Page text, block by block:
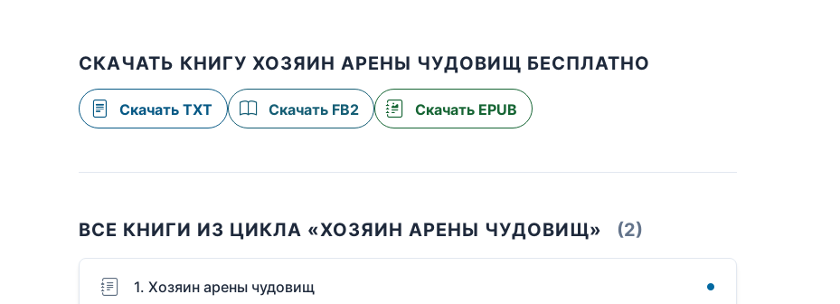
СКАЧАТЬ КНИГУ ХОЗЯИН АРЕНЫ ЧУДОВИЩ БЕСПЛАТНО
Скачать TXT Скачать FB2 Скачать EPUB
ВСЕ КНИГИ ИЗ ЦИКЛА «ХОЗЯИН АРЕНЫ ЧУДОВИЩ» (2)
1. Хозяин арены чудовищ